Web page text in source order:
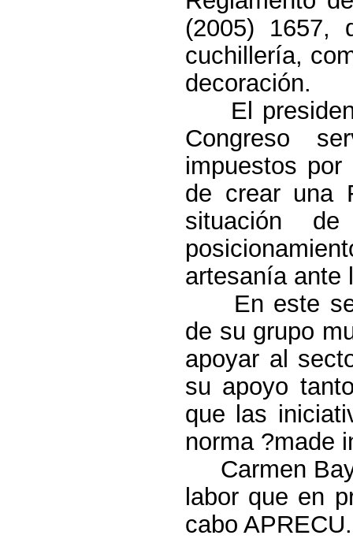
(2005) 1657,
cuchillería,
decoración.
El
Congreso
impuestos
de crear una
situación
artesanía ante
En este
de su grupo
apoyar al
su apoyo
que las
norma ?made
Carmen
labor que en
cabo APRECU.